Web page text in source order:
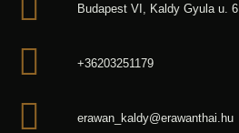
Budapest VI, Kaldy Gyula u. 6
+36203251179
erawan_kaldy@erawanthai.hu